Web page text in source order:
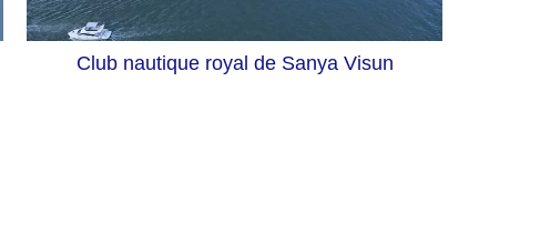
Club nautique royal de Sanya Visun